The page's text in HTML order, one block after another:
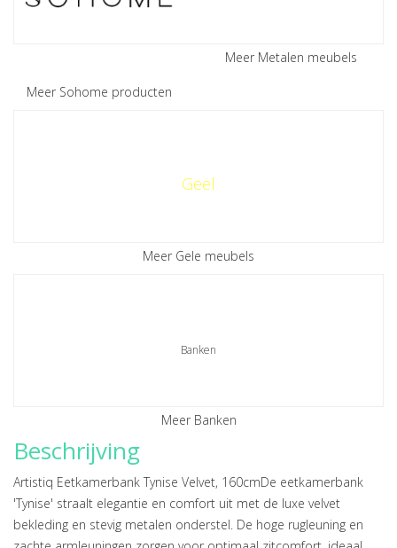
Meer Sohome producten
Meer Metalen meubels
Geel
Meer Gele meubels
Banken
Meer Banken
Beschrijving
Artistiq Eetkamerbank Tynise Velvet, 160cmDe eetkamerbank
'Tynise' straalt elegantie en comfort uit met de luxe velvet
bekleding en stevig metalen onderstel. De hoge rugleuning en